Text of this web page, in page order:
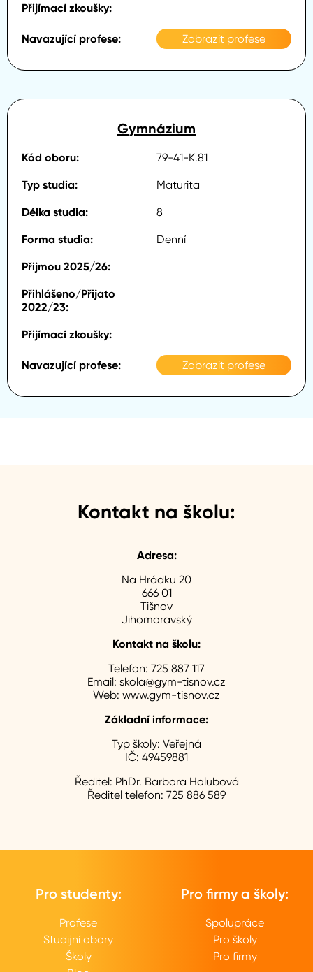
Zobrazit profese
Gymnázium
79-41-K.81
Maturita
8
Denní
Zobrazit profese
Kontakt na školu:
Adresa:
Na Hrádku 20
666 01
Tišnov
Jihomoravský
Kontakt na školu:
Telefon: 725 887 117
Email: skola@gym-tisnov.cz
Web: www.gym-tisnov.cz
Základní informace:
Typ školy: Veřejná
IČ: 49459881
Ředitel: PhDr. Barbora Holubová
Ředitel telefon: 725 886 589
Pro studenty:
Profese
Studijní obory
Školy
Pro firmy a školy:
Spolupráce
Pro školy
Pro firmy